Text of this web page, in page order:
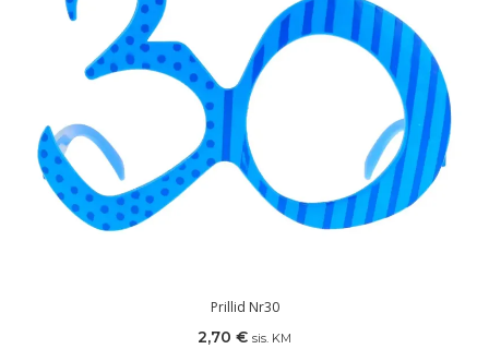
Prillid Nr30
2,70 € sis. KM